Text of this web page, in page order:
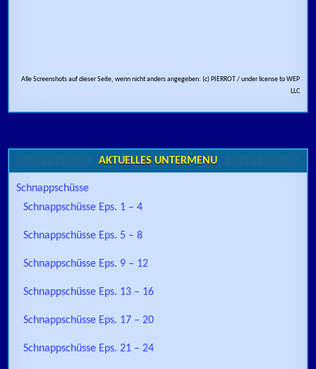
Alle Screenshots auf dieser Seite, wenn nicht anders angegeben: (c) PIERROT / under license to WEP
LLC
AKTUELLES UNTERMENÜ
Schnappschüsse
Schnappschüsse Eps. 1 – 4
Schnappschüsse Eps. 5 – 8
Schnappschüsse Eps. 9 – 12
Schnappschüsse Eps. 13 – 16
Schnappschüsse Eps. 17 – 20
Schnappschüsse Eps. 21 – 24